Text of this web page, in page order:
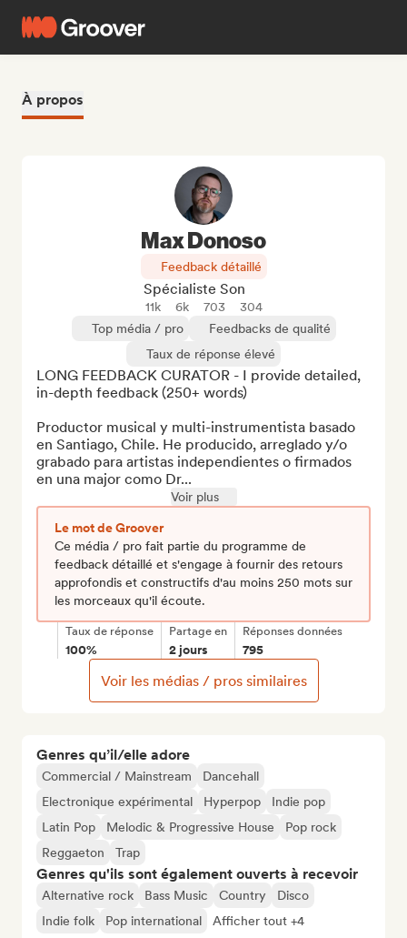
À propos
Genres qu’il/elle adore
Commercial / Mainstream
Dancehall
Electronique expérimental
Hyperpop
Indie pop
Latin Pop
Melodic & Progressive House
Pop rock
Reggaeton
Trap
Genres qu'ils sont également ouverts à recevoir
Alternative rock Bass Music Country
Disco
Indie folk
Pop international Afficher tout +4
Max Donoso
Feedback détaillé
Spécialiste Son
11k 6k 703
304
Top média / pro
Feedbacks de qualité
Taux de réponse élevé
LONG FEEDBACK CURATOR - I provide detailed,
in-depth feedback (250+ words)
Productor musical y multi-instrumentista basado
en Santiago, Chile. He producido, arreglado y/o
grabado para artistas independientes o firmados
en una major como Dr...
Voir plus
Le mot de Groover
Ce média / pro fait partie du programme de
feedback détaillé et s'engage à fournir des retours
approfondis et constructifs d'au moins 250 mots sur
les morceaux qu'il écoute.
Taux de réponse
100%
Partage en
2 jours
Réponses données
795
Voir les médias / pros similaires